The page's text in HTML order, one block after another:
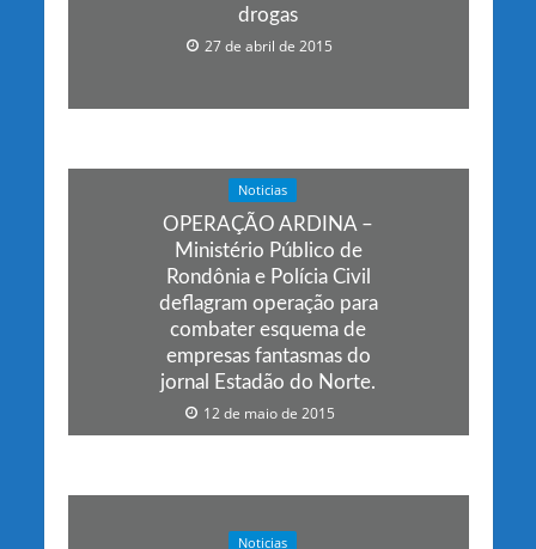
drogas
27 de abril de 2015
Noticias
OPERAÇÃO ARDINA –
Ministério Público de
Rondônia e Polícia Civil
deflagram operação para
combater esquema de
empresas fantasmas do
jornal Estadão do Norte.
12 de maio de 2015
Noticias